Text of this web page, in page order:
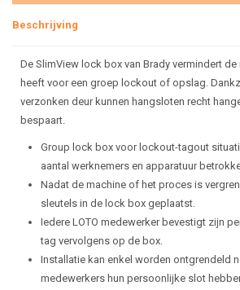
Beschrijving
De SlimView lock box van Brady vermindert
heeft voor een groep lockout of opslag.
verzonken deur kunnen hangsloten recht
bespaart.
Group lock box voor lockout-tagout
aantal werknemers en apparatuur
Nadat de machine of het proces is
sleutels in de lock box geplaatst.
Iedere LOTO medewerker bevestigt zijn
tag vervolgens op de box.
Installatie kan enkel worden ontgrendeld
medewerkers hun persoonlijke slot